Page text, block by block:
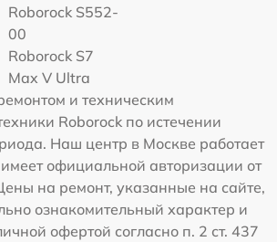
Roborock S552-
00
Roborock S7
Max V Ultra
и техническим
Roborock по истечении
Наш центр в Москве работает
официальной авторизации от
на ремонт, указанные на сайте,
ознакомительный характер и
офертой согласно п. 2 ст. 437